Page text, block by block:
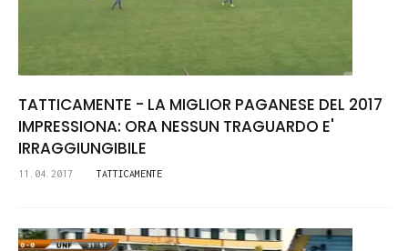
TATTICAMENTE - LA MIGLIOR PAGANESE DEL 2017
IMPRESSIONA: ORA NESSUN TRAGUARDO E'
IRRAGGIUNGIBILE
11.04.2017 TATTICAMENTE